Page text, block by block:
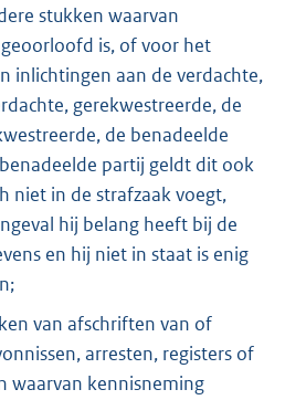
stukken waarvan
is, of voor het
inlichtingen aan de verdachte,
gerekwestreerde, de
de benadeelde
partij geldt dit ook
niet in de strafzaak voegt,
hij belang heeft bij de
en hij niet in staat is enig
van afschriften van of
arresten, registers of
waarvan kennisneming